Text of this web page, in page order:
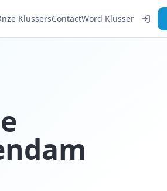
KlussersContactWord Klusser